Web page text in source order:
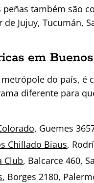
peñas também são
de Jujuy, Tucumán,
em
do país, é
diferente para
, Guemes
Chillado Biaus,
Club, Balcarce 460,
, Borges 2180,